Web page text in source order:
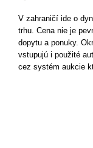
V zahraničí ide o
trhu. Cena nie je
dopytu a ponuky.
vstupujú i použité
cez systém aukcie